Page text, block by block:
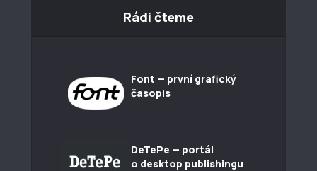
Rádi čteme
Font — první grafický
časopis
DeTePe — portál
o desktop publishingu